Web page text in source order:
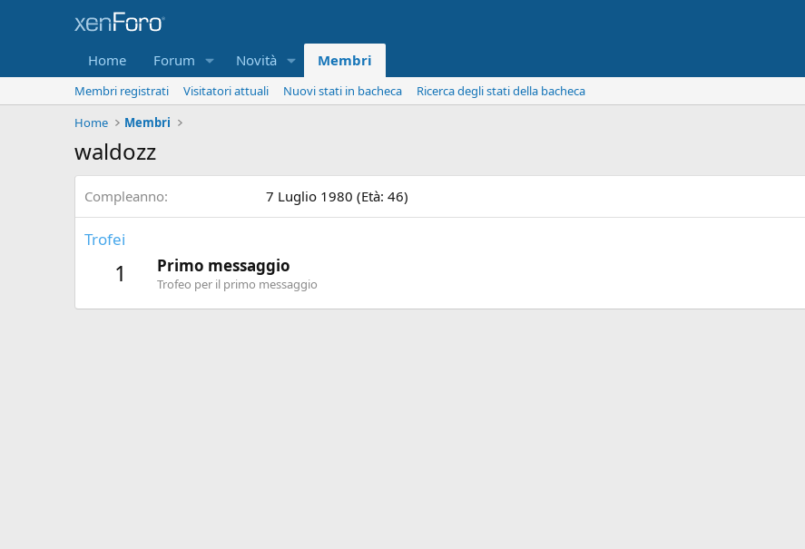
Home Forum Novità Membri
Membri registrati Visitatori attuali Nuovi stati in bacheca
Ricerca degli stati della bacheca
Home
Membri
waldozz
Compleanno 7 Luglio 1980 (Età: 46)
Trofei
1 Primo messaggio
Trofeo per il primo messaggio